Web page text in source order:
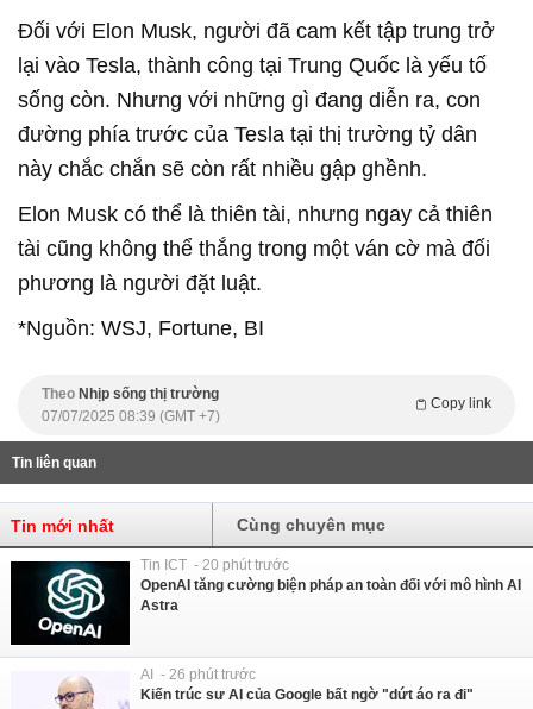
Đối với Elon Musk, người đã cam kết tập trung trở
lại vào Tesla, thành công tại Trung Quốc là yếu tố
sống còn. Nhưng với những gì đang diễn ra, con
đường phía trước của Tesla tại thị trường tỷ dân
này chắc chắn sẽ còn rất nhiều gập ghềnh.
Elon Musk có thể là thiên tài, nhưng ngay cả thiên
tài cũng không thể thắng trong một ván cờ mà đối
phương là người đặt luật.
*Nguồn: WSJ, Fortune, BI
Theo Nhịp sống thị trường
Copy link
07/07/2025 08:39 (GMT +7)
Tin liên quan
Tin mới nhất Cùng chuyên mục
Tin ICT - 20 phút trước
OpenAI tăng cường biện pháp an toàn đối với mô hình AI
Astra
AI - 26 phút trước
Kiến trúc sư AI của Google bất ngờ "dứt áo ra đi"